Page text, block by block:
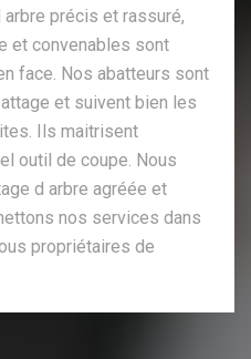
arbre précis et rassuré,
et convenables sont
face. Nos abatteurs sont
et suivent bien les
Ils maitrisent
outil de coupe. Nous
d arbre agréée et
nos services dans
propriétaires de